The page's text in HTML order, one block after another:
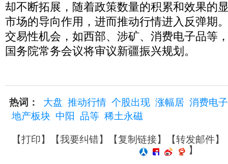
却不断拓展，随着政策数量的积累和效果的
市场的导向作用，进而推动行情进入反弹期
交易性机会，如西部、涉矿、消费电子品等
国务院常务会议将审议新疆振兴规划。
热词： 大盘 推动行情 个股出现 涨幅居 消费电子
地产板块 中阳 品等 稀土永磁
【打印】【我要纠错】【复制链接】【转发邮件】
】